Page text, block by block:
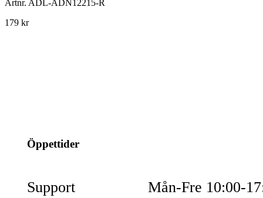
Artnr. ADL-ADN12215-R
179 kr
Öppettider
Support Mån-Fre 10:00-